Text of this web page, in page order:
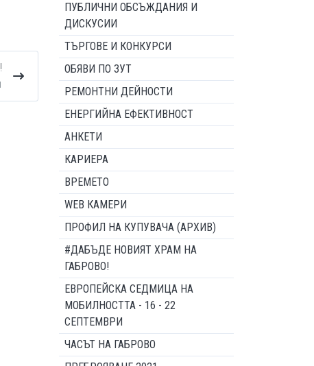
ПУБЛИЧНИ ОБСЪЖДАНИЯ И
ДИСКУСИИ
ТЪРГОВЕ И КОНКУРСИ
ОБЯВИ ПО ЗУТ
РЕМОНТНИ ДЕЙНОСТИ
ЕНЕРГИЙНА ЕФЕКТИВНОСТ
АНКЕТИ
КАРИЕРА
ВРЕМЕТО
WEB КАМЕРИ
ПРОФИЛ НА КУПУВАЧА (АРХИВ)
#ДАБЪДЕ НОВИЯТ ХРАМ НА
ГАБРОВО!
ЕВРОПЕЙСКА СЕДМИЦА НА
МОБИЛНОСТТА - 16 - 22
СЕПТЕМВРИ
ЧАСЪТ НА ГАБРОВО